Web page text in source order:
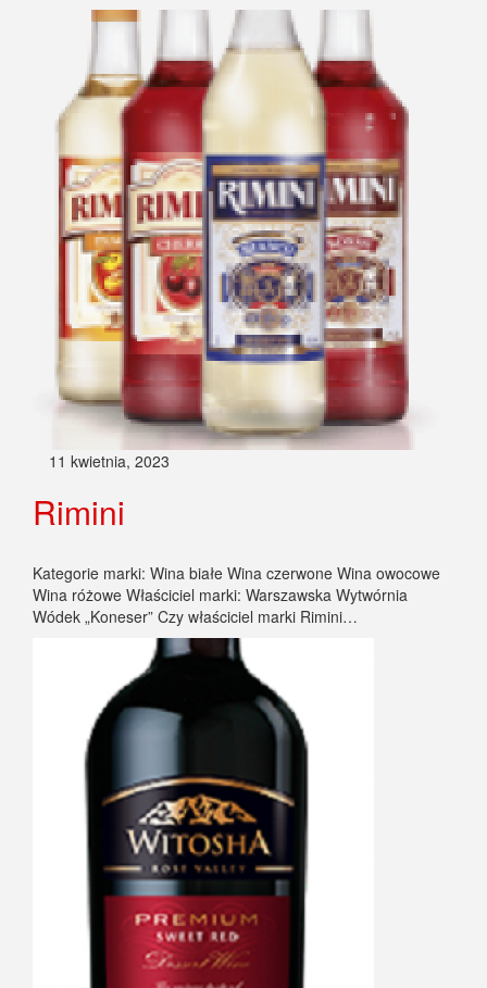
11 kwietnia, 2023
Rimini
Kategorie marki: Wina białe Wina czerwone Wina owocowe
Wina różowe Właściciel marki: Warszawska Wytwórnia
Wódek „Koneser” Czy właściciel marki Rimini…